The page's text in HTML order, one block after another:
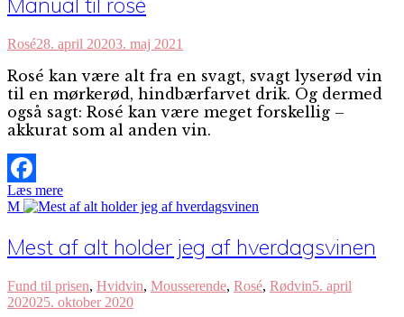
Rosé28. april 20203. maj 2021
Rosé kan være alt fra en svagt, svagt lyserød vin
til en mørkerød, hindbærfarvet drik. Og dermed
også sagt: Rosé kan være meget forskellig –
akkurat som al anden vin.
Facebook
Læs mere
M
Mest af alt holder jeg af hverdagsvinen
Fund til prisen, Hvidvin, Mousserende, Rosé, Rødvin5. april
202025. oktober 2020